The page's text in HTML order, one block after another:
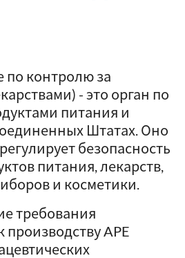
по контролю за
- это орган по
питания и
Штатах. Оно
безопасность
питания, лекарств,
и косметики.
требования
APE